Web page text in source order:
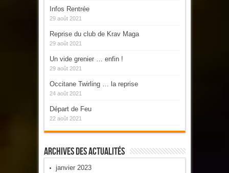
Infos Rentrée
29 août 2021
Reprise du club de Krav Maga
29 août 2021
Un vide grenier … enfin !
29 août 2021
Occitane Twirling … la reprise
24 août 2021
Départ de Feu
22 août 2021
Archives Des Actualités
janvier 2023